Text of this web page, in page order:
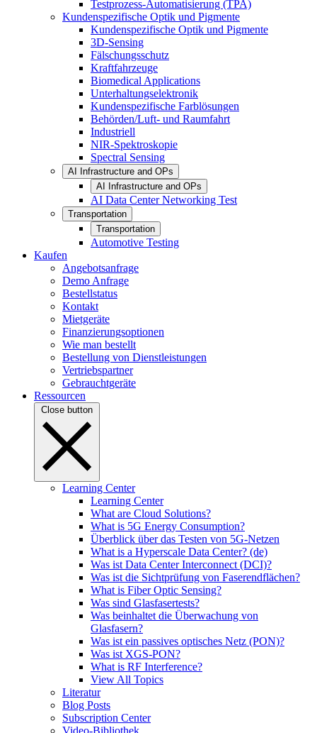
Testprozess-Automatisierung (TPA)
Kundenspezifische Optik und Pigmente
Kundenspezifische Optik und Pigmente
3D-Sensing
Fälschungsschutz
Kraftfahrzeuge
Biomedical Applications
Unterhaltungselektronik
Kundenspezifische Farblösungen
Behörden/Luft- und Raumfahrt
Industriell
NIR-Spektroskopie
Spectral Sensing
AI Infrastructure and OPs
AI Infrastructure and OPs
AI Data Center Networking Test
Transportation
Transportation
Automotive Testing
Kaufen
Angebotsanfrage
Demo Anfrage
Bestellstatus
Kontakt
Mietgeräte
Finanzierungsoptionen
Wie man bestellt
Bestellung von Dienstleistungen
Vertriebspartner
Gebrauchtgeräte
Ressourcen
Close button
Learning Center
Learning Center
What are Cloud Solutions?
What is 5G Energy Consumption?
Überblick über das Testen von 5G-Netzen
What is a Hyperscale Data Center? (de)
Was ist Data Center Interconnect (DCI)?
Was ist die Sichtprüfung von Faserendflächen?
What is Fiber Optic Sensing?
Was sind Glasfasertests?
Was beinhaltet die Überwachung von
Glasfasern?
Was ist ein passives optisches Netz (PON)?
Was ist XGS-PON?
What is RF Interference?
View All Topics
Literatur
Blog Posts
Subscription Center